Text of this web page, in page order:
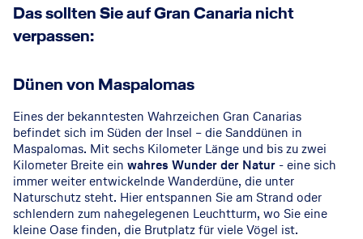
Das sollten Sie auf Gran Canaria nicht
verpassen:
Dünen von Maspalomas
Eines der bekanntesten Wahrzeichen Gran Canarias
befindet sich im Süden der Insel – die Sanddünen in
Maspalomas. Mit sechs Kilometer Länge und bis zu zwei
Kilometer Breite ein wahres Wunder der Natur - eine sich
immer weiter entwickelnde Wanderdüne, die unter
Naturschutz steht. Hier entspannen Sie am Strand oder
schlendern zum nahegelegenen Leuchtturm, wo Sie eine
kleine Oase finden, die Brutplatz für viele Vögel ist.